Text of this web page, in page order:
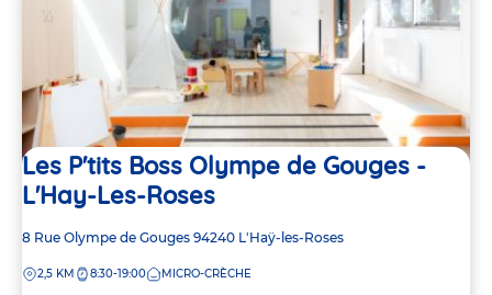
Les P'tits Boss Olympe de Gouges -
L'Hay-Les-Roses
Adresse
la
8 Rue Olympe de Gouges 94240 L'Haÿ-les-Roses
DISTANCE
2,5 KM 8:30-19:00 MICRO-CRÈCHE